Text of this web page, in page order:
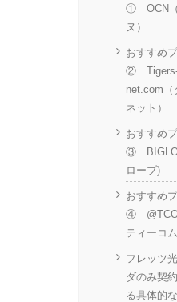
① OCN（
ヌ）
おすすめ
②
net.com（
ネット）
おすすめ
③
ローブ)
おすすめ
④
ティーコム
フレッツ
ダのみ契
る具体的